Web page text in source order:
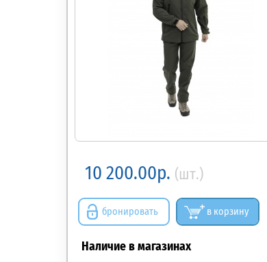
10 200.00р. (шт.)
бронировать в корзину
Наличие в магазинах